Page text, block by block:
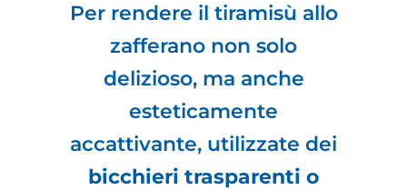
Per rendere il tiramisù allo
zafferano non solo
delizioso, ma anche
esteticamente
accattivante, utilizzate dei
bicchieri trasparenti o